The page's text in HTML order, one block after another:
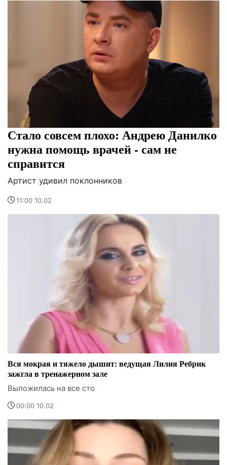
Стало совсем плохо: Андрею Данилко
нужна помощь врачей - сам не
справится
Артист удивил поклонников
11:00 10.02
Вся мокрая и тяжело дышит: ведущая Лилия Ребрик
зажгла в тренажерном зале
Выложилась на все сто
00:00 10.02